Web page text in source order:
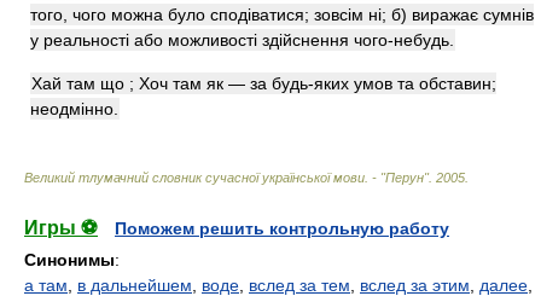
того, чого можна було сподіватися; зовсім ні; б) виражає сумнів
у реальності або можливості здійснення чого-небудь.
Хай там що ; Хоч там як — за будь-яких умов та обставин;
неодмінно.
Великий тлумачний словник сучасної української мови. - "Перун". 2005
Игры ⚽
Поможем решить контрольную работу
Синонимы:
а там
в дальнейшем воде вслед за тем вслед за этим далее